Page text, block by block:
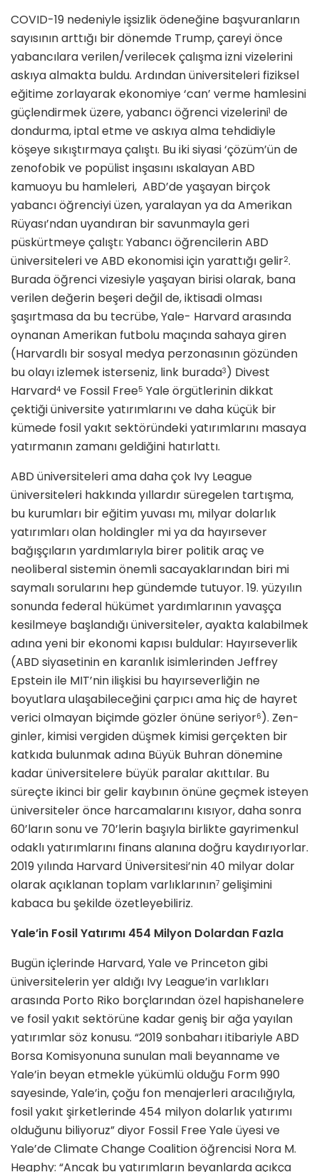
COVID-19 nedeniyle işsizlik ödeneğine başvuranların
sa­yısının arttığı bir dönemde Trump, çareyi önce
yabancılara verilen/verilecek çalışma izni vizelerini
askıya almakta buldu. Ardından üniversiteleri fiziksel
eğitime zorlayarak ekonomiye ‘can’ verme hamlesini
güçlendirmek üzere, yabancı öğrenci vizelerini1 de
dondurma, iptal etme ve askıya alma tehdidiyle
köşeye sıkıştırmaya çalıştı. Bu iki siyasi ‘çözüm’ün de
zenofobik ve popülist inşasını ıskalayan ABD
kamuoyu bu hamleleri, ABD’de yaşayan birçok
yabancı öğrenciyi üzen, yaralayan ya da Amerikan
Rüyası’ndan uyandıran bir savunmayla geri
püskürtmeye çalıştı: Yabancı öğrencilerin ABD
üniversi­teleri ve ABD ekonomisi için yarattığı gelir2.
Burada öğrenci vizesiyle yaşayan birisi olarak, bana
verilen değerin beşeri değil de, iktisadi olması
şaşırtmasa da bu tecrübe, Yale- Harvard arasında
oynanan Amerikan futbolu maçında sahaya giren
(Harvardlı bir sosyal medya perzonasının gözünden
bu olayı izlemek isterseniz, link burada3 ) Divest
Harvard4 ve Fossil Free5 Yale örgütlerinin dikkat
çektiği üniversite yatırımlarını ve daha küçük bir
kümede fosil yakıt sektöründeki yatırımlarını masaya
yatırmanın zamanı geldiğini hatırlattı.
ABD üniversiteleri ama daha çok Ivy League
üniversiteleri hakkında yıl­lardır süregelen tartışma,
bu kurumla­rı bir eğitim yuvası mı, milyar dolarlık
yatırımları olan holdingler mi ya da hayırsever
bağışçıların yardımlarıyla birer politik araç ve
neoliberal sistemin önemli sacayaklarından biri mi
sayma­lı sorularını hep gündemde tutuyor. 19. yüzyılın
sonunda federal hükümet yardımlarının yavaşça
kesilmeye baş­landığı üniversiteler, ayakta kalabilmek
adına yeni bir ekonomi kapısı buldular: Hayırseverlik
(ABD siyasetinin en karanlık isimlerinden Jeffrey
Epstein ile MIT’nin ilişkisi bu hayırseverliğin ne
boyutlara ulaşabileceğini çarpıcı ama hiç de hayret
verici olmayan bi­çimde gözler önüne seriyor6 ). Zen­
ginler, kimisi vergiden düşmek kimisi gerçekten bir
katkıda bulunmak adına Büyük Buhran dönemine
kadar üni­versitelere büyük paralar akıttılar. Bu
süreçte ikinci bir gelir kaybının önüne geçmek isteyen
üniversiteler önce har­camalarını kısıyor, daha sonra
60’ların sonu ve 70’lerin başıyla birlikte gayri­menkul
odaklı yatırımlarını finans ala­nına doğru kaydırıyorlar.
2019 yılında Harvard Üniversitesi’nin 40 milyar dolar
olarak açıklanan toplam varlık­larının7 gelişimini
kabaca bu şekilde özetleyebiliriz.
Yale’in Fosil Yatırımı 454 Milyon Dolardan Fazla
Bugün içlerinde Harvard, Yale ve Prin­ceton gibi
üniversitelerin yer aldığı Ivy League’in varlıkları
arasında Porto Riko borçlarından özel hapishanele­re
ve fosil yakıt sektörüne kadar geniş bir ağa yayılan
yatırımlar söz konusu. “2019 sonbaharı itibariyle ABD
Borsa Komisyonuna sunulan mali beyanna­me ve
Yale’in beyan etmekle yükümlü olduğu Form 990
sayesinde, Yale’in, çoğu fon menajerleri aracılığıyla,
fosil yakıt şirketlerinde 454 milyon dolarlık yatırımı
olduğunu biliyoruz” diyor Fos­sil Free Yale üyesi ve
Yale’de Climate Change Coalition öğrencisi Nora M.
Heaphy: “Ancak bu yatırımların beyan­larda açıkça